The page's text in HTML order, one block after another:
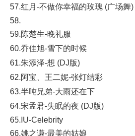
57.红月-不做你幸福的玫瑰 (广场舞)
58.
59.陈楚生-晚礼服
60.乔佳旭-雪下的时候
61.朱添泽-想 (DJ版)
62.阿宝、王二妮-张灯结彩
63.半吨兄弟-大雨还在下
64.宋孟君-失眠的夜 (DJ版)
65.IU-Celebrity
66.姚之谦-最美的姑娘